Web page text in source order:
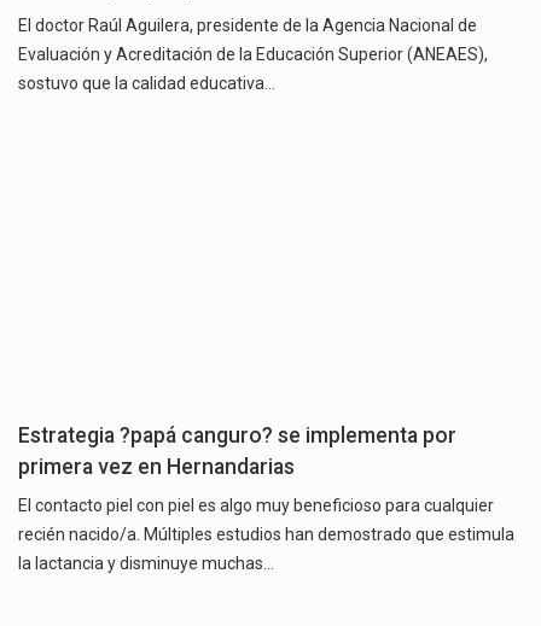
El doctor Raúl Aguilera, presidente de la Agencia Nacional de
Evaluación y Acreditación de la Educación Superior (ANEAES),
sostuvo que la calidad educativa…
Estrategia ?papá canguro? se implementa por
primera vez en Hernandarias
El contacto piel con piel es algo muy beneficioso para cualquier
recién nacido/a. Múltiples estudios han demostrado que estimula
la lactancia y disminuye muchas…